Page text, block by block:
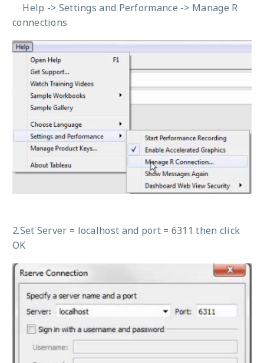
Help -> Settings and Performance -> Manage R
connections
2.Set Server = localhost and port = 6311 then click
OK